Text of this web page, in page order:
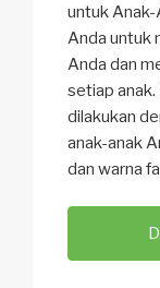
untuk
Anda untuk
Anda dan
setiap
dilakukan
anak-anak
dan warna